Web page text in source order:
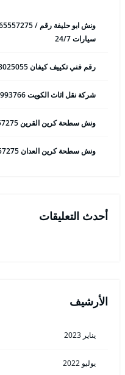
سيارات 24/7
رقم فني تكييف كيفان 98025055 فني تكييف مركزي 24 ساعة
شركة نقل اثاث الكويت 50993766 هاف لوري وانيت نقل عفش
ونش سطحة كرين القرين 65557275 ونش سحب وانقاذ سيارات
ونش سطحة كرين العدان 65557275 ونش سحب وانقاذ سيارات
أحدث التعليقات
الأرشيف
يناير 2023
يوليو 2022